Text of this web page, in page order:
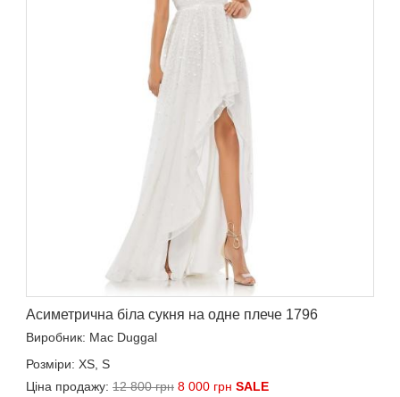
Асиметрична біла сукня на одне плече 1796
Виробник: Mac Duggal
Розміри: XS, S
Ціна продажу: 12 800 грн 8 000 грн SALE